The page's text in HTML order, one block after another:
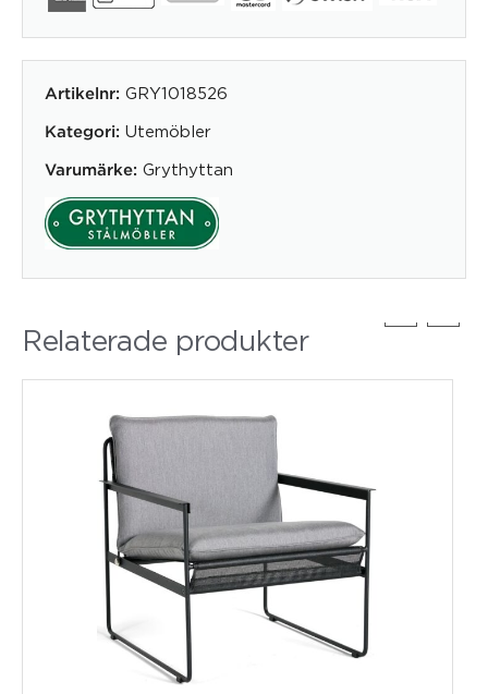
Artikelnr: GRY1018526
Kategori: Utemöbler
Varumärke: Grythyttan
Relaterade produkter